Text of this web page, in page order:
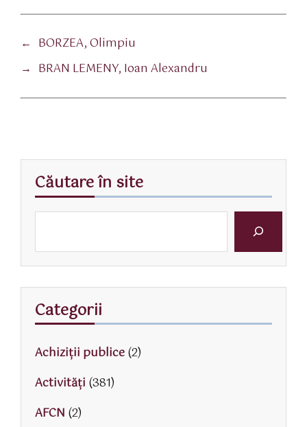
← BORZEA, Olimpiu
→ BRAN LEMENY, Ioan Alexandru
Căutare în site
Categorii
Achiziții publice(2)
Activităţi (381)
AFCN (2)